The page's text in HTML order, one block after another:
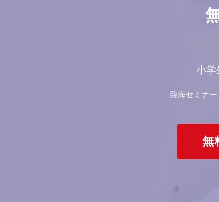
小学
臨海セミナ
無